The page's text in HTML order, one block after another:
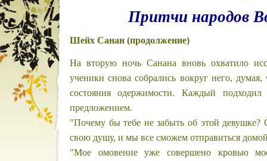
Притчи народов
Шейх Санан (продолжение)
На вторую ночь Санана вновь охватило
ученики снова собрались вокруг него,
состояния одержимости. Каждый
предложением.
"Почему бы тебе не забыть об этой
свою душу, и мы все сможем отправиться
"Мое омовение уже совершено кровью